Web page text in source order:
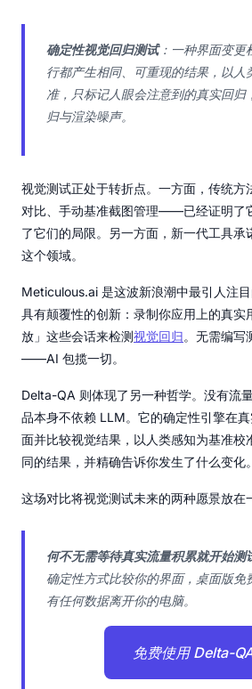
确定性视觉回归测试：一种界面变更
行都产生相同、可重现的结果，以人
准，只标记人眼会注意到的真实回归
归与渲染噪声。
视觉测试正处于转折点。一方面，传统
对比、手动基准截图管理——已经证明了
了它们的局限。另一方面，新一代工具承
这个领域。
Meticulous.ai 是这波新浪潮中最引人注
具有颠覆性的创新：录制你应用上的真实
放」这些会话来检测视觉回归。无需编写
——AI 包揽一切。
Delta-QA 则体现了另一种哲学。没有流
品本身不依赖 LLM。它的确定性引擎在
面并比较视觉结果，以人类感知为基准校
同的结果，并精确告诉你发生了什么变化。
这场对比将视觉测试未来的两种愿景放在
何不无需等待真实流量积累就开始测
确定性方式比较你的界面，桌面版免
有任何数据离开你的电脑。
免费使用 Delta-